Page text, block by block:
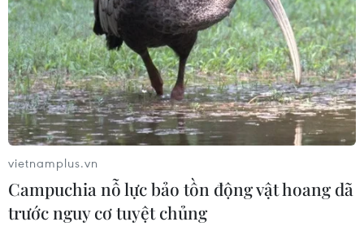
Chính trường Italy đối mặt với thách thức
sau khi ông Renzi từ chức
09/12/2016 12:37
Những rắc rối về chính trị và tài chính của Italy dự kiến
sẽ kéo dài cũng như có nguy cơ đe dọa Khu vực đồng
euro.
vietnamplus.vn
Campuchia nỗ lực bảo tồn động vật hoang dã
trước nguy cơ tuyệt chủng